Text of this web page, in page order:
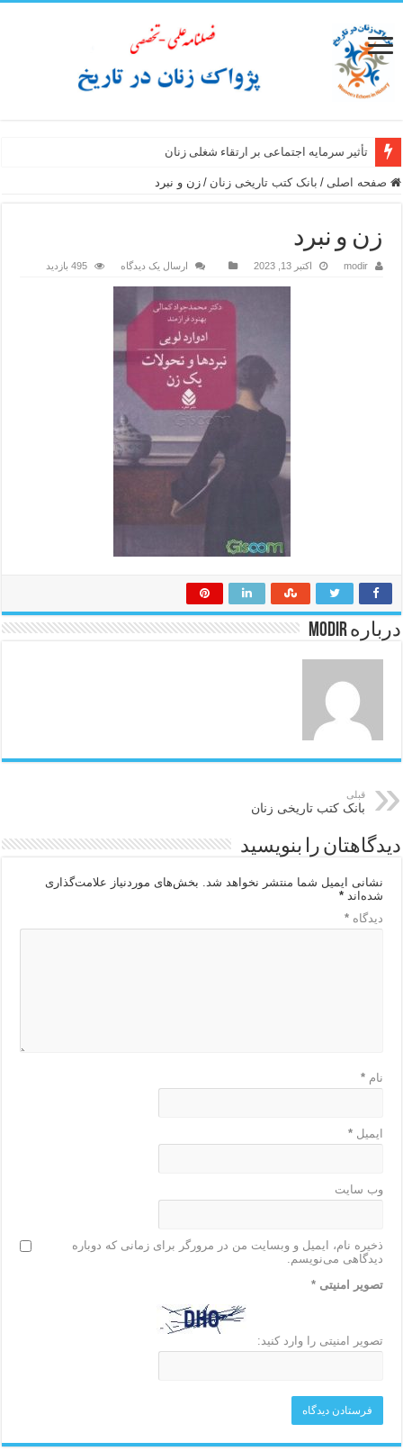
تأثیر سرمایه اجتماعی بر ارتقاء شغلی زنان
صفحه اصلی / بانک کتب تاریخی زنان / زن و نبرد
زن و نبرد
modir اکتبر 13, 2023 ارسال یک دیدگاه 495 بازدید
درباره modir
قبلی
بانک کتب تاریخی زنان
دیدگاهتان را بنویسید
نشانی ایمیل شما منتشر نخواهد شد.
بخش‌های موردنیاز علامت‌گذاری
شده‌اند*
دیدگاه*
نام*
ایمیل*
وب‌ سایت
ذخیره نام، ایمیل و وبسایت من در مرورگر برای زمانی که دوباره
دیدگاهی می‌نویسم.
تصویر امنیتی*
تصویر امنیتی را وارد کنید: